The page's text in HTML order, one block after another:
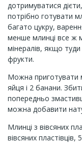
дотримуватися
потрібно готувати
багато цукру,
менше млинці все ж
мінералів, якщо
фрукти.
Можна приготувати
яйця і 2 банани.
попередньо
можна добавити
Млинці з вівсяних
вівсяних